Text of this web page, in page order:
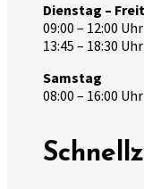
Dienstag –
09:00 – 12:00 Uhr
13:45 – 18:30 Uhr
Samstag
08:00 – 16:00 Uhr